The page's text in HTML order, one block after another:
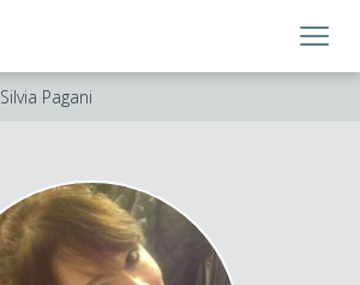
Silvia Pagani